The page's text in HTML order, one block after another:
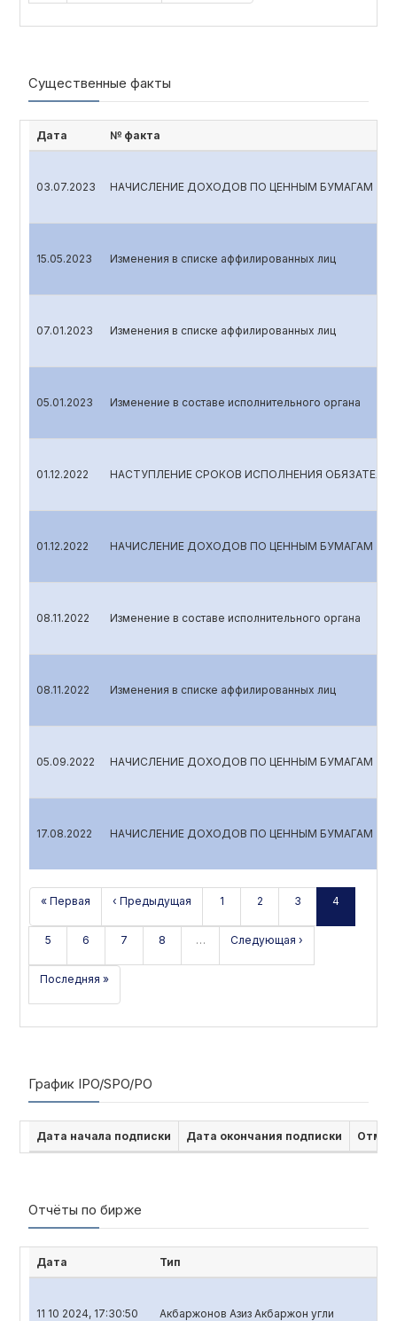
Существенные факты
Дата № факта
03.07.2023 НАЧИСЛЕНИЕ ДОХОДОВ ПО ЦЕННЫМ БУМАГАМ
15.05.2023 Изменения в списке аффилированных лиц
07.01.2023 Изменения в списке аффилированных лиц
05.01.2023 Изменение в составе исполнительного органа
01.12.2022 НАСТУПЛЕНИЕ СРОКОВ ИСПОЛНЕНИЯ
01.12.2022 НАЧИСЛЕНИЕ ДОХОДОВ ПО ЦЕННЫМ БУМАГАМ
08.11.2022 Изменение в составе исполнительного органа
08.11.2022 Изменения в списке аффилированных лиц
05.09.2022 НАЧИСЛЕНИЕ ДОХОДОВ ПО ЦЕННЫМ БУМАГАМ
17.08.2022 НАЧИСЛЕНИЕ ДОХОДОВ ПО ЦЕННЫМ БУМАГАМ
« Первая ‹ Предыдущая 1 2 3 4
5 6 7 8 … Следующая ›
Последняя »
График IPO/SPO/PO
Дата начала подписки Дата окончания подписки
Отчёты по бирже
Дата Тип
11 10 2024, 17:30:50 Акбаржонов Азиз Акбаржон угли